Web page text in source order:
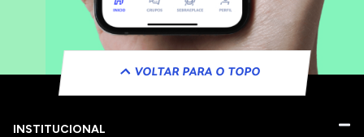
VOLTAR PARA O TOPO
INSTITUCIONAL